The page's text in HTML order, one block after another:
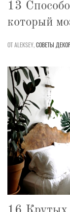
13
который
ОТ ALEKSEY,СОВЕТЫ